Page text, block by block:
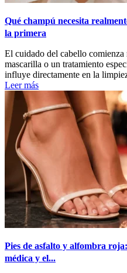
Qué champú necesita
la primera
El cuidado del cabello comienza
mascarilla o un tratamiento
influye directamente en la
Leer más
Pies de asfalto y alfombra
médica y el...